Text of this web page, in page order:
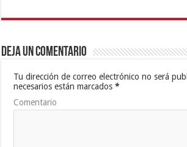
Deja un comentario
Tu dirección de correo electrónico no será
necesarios están marcados*
Comentario